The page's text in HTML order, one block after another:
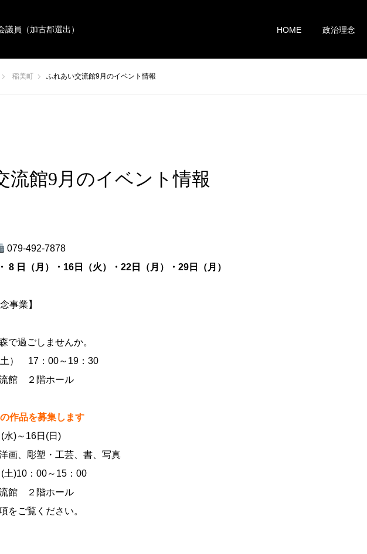
議員（加古郡選出） HOME 政治理念
稲美町 ふれあい交流館9月のイベント情報
流館9月のイベント情報
079-492-7878
8 日（月）・16日（火）・22日（月）・29日（月）
事業】
で過ごしませんか。
） 17：00～19：30
館 ２階ホール
作品を募集します
)～16日(日)
画、彫塑・工芸、書、写真
)10：00～15：00
館 ２階ホール
をご覧ください。